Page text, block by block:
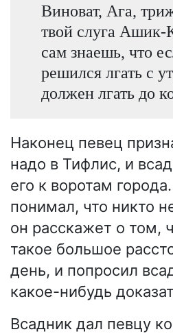
Виноват, Ага,
твой слуга Ашик-
сам знаешь, что
решился лгать с
должен лгать до
Наконец певец
надо в Тифлис, и
его к воротам
понимал, что никто
он расскажет о том,
такое большое
день, и попросил
какое-нибудь
Всадник дал певцу